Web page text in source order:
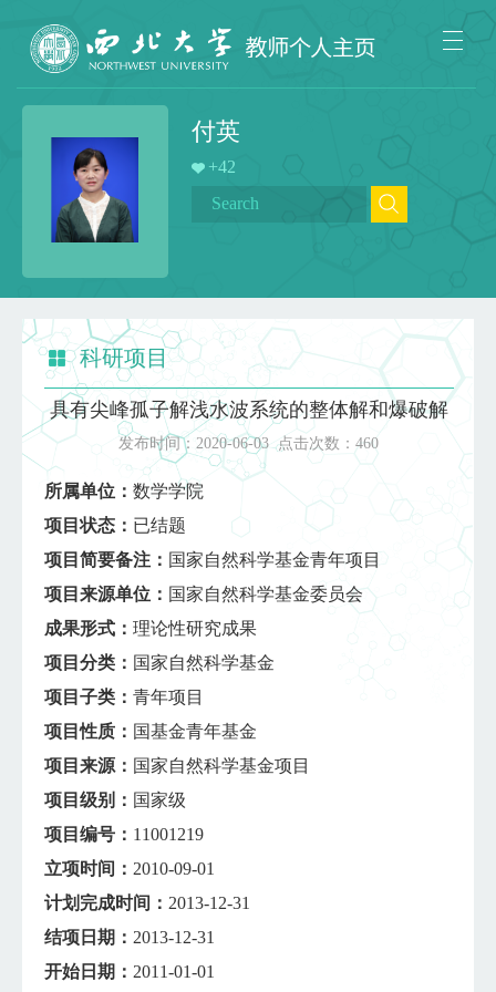
付英
+42
科研项目
具有尖峰孤子解浅水波系统的整体解和爆破解
发布时间： 2020-06-03 点击次数：460
所属单位： 数学学院
项目状态： 已结题
项目简要备注： 国家自然科学基金青年项目
项目来源单位： 国家自然科学基金委员会
成果形式： 理论性研究成果
项目分类： 国家自然科学基金
项目子类： 青年项目
项目性质： 国基金青年基金
项目来源： 国家自然科学基金项目
项目级别： 国家级
项目编号： 11001219
立项时间： 2010-09-01
计划完成时间： 2013-12-31
结项日期： 2013-12-31
开始日期： 2011-01-01